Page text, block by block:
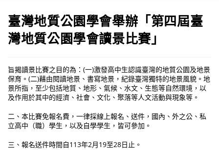
臺灣地質公園學會舉辦「第四屆臺
灣地質公園學會讀景比賽」
旨揭讀景比賽之目的為：(一)激發高中生認識臺灣的地質公園及地景
保育。(二)藉由閱讀地景、書寫地景，紀錄臺灣獨特的地景風貌。地
景所指，至少包括地質、地形、氣候、水文、生態等自然環境，以
及作用於其中的經濟、社會、文化、聚落等人文活動與現象等。
二、本比賽免報名費，一律採線上報名、送件，國內、外之公、私
立高中（職）學生，以及自學學生，皆可參加。
三、報名送件時間自113年2月19至28日止。